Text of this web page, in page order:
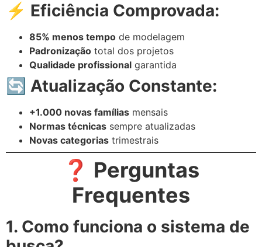
⚡ Eficiência Comprovada:
85% menos tempo de modelagem
Padronização total dos projetos
Qualidade profissional garantida
🔄 Atualização Constante:
+1.000 novas famílias mensais
Normas técnicas sempre atualizadas
Novas categorias trimestrais
❓ Perguntas
Frequentes
1. Como funciona o sistema de